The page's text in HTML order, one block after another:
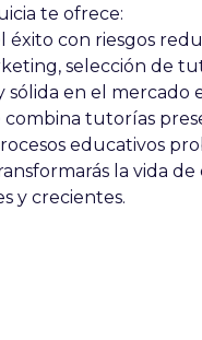
te ofrece:
éxito con riesgos
selección de
sólida en el mercado
tutorías
educativos
la vida
y crecientes.